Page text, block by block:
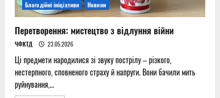
Благодійні ініціативи Новини
Перетворення: мистецтво з відлуння війни
ЧФКТД 23.05.2026
Ці предмети народилися зі звуку пострілу – різкого,
нестерпного, сповненого страху й напруги. Вони бачили мить
руйнування,...